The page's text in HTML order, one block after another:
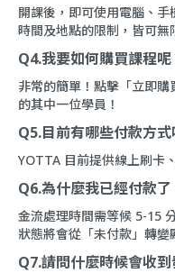
開課後，即可使用電腦、
時間及地點的限制，皆可無
Q4.我要如何購買課程呢
非常的簡單！點擊「立即
的其中一位學員！
Q5.目前有哪些付款方式
YOTTA 目前提供線上刷卡
Q6.為什麼我已經付款
金流處理時間需等候 5-15
狀態將會從「未付款」轉變
Q7.請問什麼時候會收到